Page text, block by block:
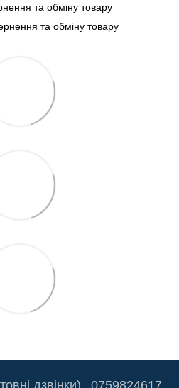
та обміну товару
та обміну товару
дзвінки) 0759824617